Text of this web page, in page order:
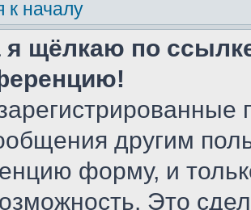
к началу
я щёлкаю по
другим
форму, и
Это